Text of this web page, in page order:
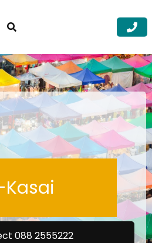
Open
Kasai
088 2555222